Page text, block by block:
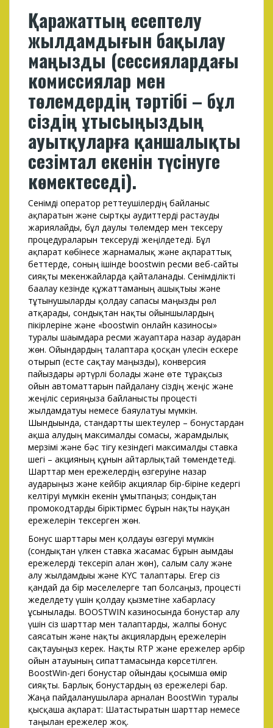
Қаражаттың есептелу
жылдамдығын бақылау
маңызды (сессиялардағы
комиссиялар мен
төлемдердің тәртібі – бұл
сіздің ұтысыңыздың
ауытқуларға қаншалықты
сезімтал екенін түсінуге
көмектеседі).
Сенімді оператор реттеушілердің байланыс
ақпаратын және сыртқы аудиттерді растауды
жариялайды, бұл даулы төлемдер мен тексеру
процедураларын тексеруді жеңілдетеді. Бұл
ақпарат көбінесе жарнамалық және ақпараттық
беттерде, соның ішінде boostwin ресми веб-сайты
сияқты мекенжайларда қайталанады. Сенімділікті
бағалау кезінде құжаттаманың ашықтығы және
тұтынушыларды қолдау сапасы маңызды рөл
атқарады, сондықтан нақты ойыншылардың
пікірлеріне және «boostwin онлайн казиносы»
туралы шағымдарға ресми жауаптарға назар аударған
жөн. Ойындардың талаптарға қосқан үлесін ескере
отырып (есте сақтау маңызды), конверсия
пайыздары әртүрлі болады және өте тұрақсыз
ойын автоматтарын пайдалану сіздің жеңіс және
жеңіліс серияңызға байланысты процесті
жылдамдатуы немесе баяулатуы мүмкін.
Шындығында, стандартты шектеулер – бонустардан
ақша алудың максималды сомасы, жарамдылық
мерзімі және бәс тігу кезіндегі максималды ставка
шегі – акцияның құнын айтарлықтай төмендетеді.
Шарттар мен ережелердің өзгеруіне назар
аударыңыз және кейбір акциялар бір-біріне кедергі
келтіруі мүмкін екенін ұмытпаңыз; сондықтан
промокодтарды біріктірмес бұрын нақты науқан
ережелерін тексерген жөн.
Бонус шарттары мен қолдауы өзгеруі мүмкін
(сондықтан үлкен ставка жасамас бұрын ағымдағы
ережелерді тексеріп алған жөн), салым салу және
алу жылдамдығы және KYC талаптары. Егер сіз
қандай да бір мәселелерге тап болсаңыз, процесті
жеделдету үшін қолдау қызметіне хабарласу
ұсынылады. BOOSTWIN казиносында бонустар алу
үшін сіз шарттар мен талаптарды, жалпы бонус
саясатын және нақты акциялардың ережелерін
сақтауыңыз керек. Нақты RTP және ережелер әрбір
ойын атауының сипаттамасында көрсетілген.
BoostWin-дегі бонустар ойындағы қосымша өмір
сияқты. Барлық бонустардың өз ережелері бар.
Жаңа пайдаланушыларға арналған BoostWin туралы
қысқаша ақпарат: Шатастыратын шарттар немесе
таңылған ережелер жоқ.